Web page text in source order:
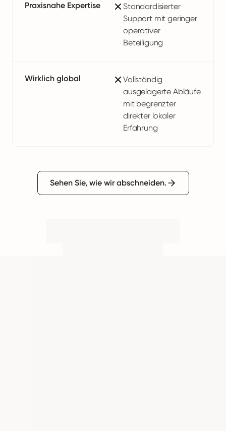
Praxisnahe Expertise
Standardisierter
Support mit geringer
operativer
Beteiligung
Wirklich global
Vollständig
ausgelagerte Abläufe
mit begrenzter
direkter lokaler
Erfahrung
Sehen Sie, wie wir abschneiden.